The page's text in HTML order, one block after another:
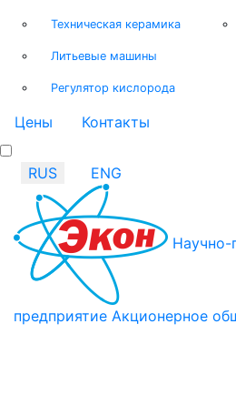
Техническая керамика
Литьевые машины
Регулятор кислорода
Цены Контакты
RUS ENG
Научно-
предприятие Акционерное